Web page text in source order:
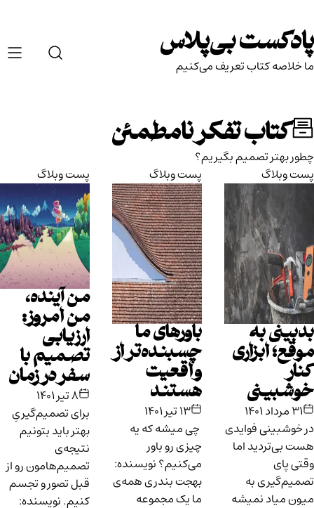
to
content
پادکست بی‌پلاس
ما خلاصه کتاب تعریف می‌کنیم
کتاب تفکر نامطمئن
چطور بهتر تصمیم بگیریم؟
پست وبلاگ
بدبینی به
موقع؛ ابزاری
کنار
خوشبینی
۳۱ مرداد ۱۴۰۱
در خوشبینی فوایدی
هست بی‌تردید اما
وقتی پای
تصمیم‌گیری به
میون میاد نمیشه
پست وبلاگ
باورهای ما
چسبنده‌تر از
واقعیت
هستند
۱۳ تیر ۱۴۰۱
چی میشه که یه
چیزی رو باور
می‌کنیم؟ نویسنده:
بهجت بندری همه‌ی
ما یک مجموعه
پست وبلاگ
من آینده،
من امروز:
ارزیابی
تصمیم‌ با
سفر در زمان
۸ تیر ۱۴۰۱
برای تصمیم‌گیریِ
بهتر باید بتونیم
نتیجه‌ی
تصمیم‌هامون رو از
قبل تصور و تجسم
کنیم. نویسنده: